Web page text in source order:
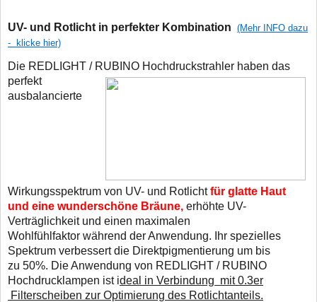
UV- und Rotlicht in perfekter Kombination (Mehr INFO dazu
- klicke hier)
Die REDLIGHT / RUBINO Hochdruckstrahler haben das
perfekt
ausbalancierte
Wirkungsspektrum von UV- und Rotlichtfür glatte Haut
und eine wunderschöne Bräune, erhöhte UV-
Verträglichkeit und einen maximalen
Wohlfühlfaktor während der Anwendung. Ihr spezielles
Spektrum verbessert die Direktpigmentierung um bis
zu 50%. Die Anwendung von REDLIGHT / RUBINO
Hochdrucklampen ist ideal in Verbindung mit 0.3er
Filterscheiben zur Optimierung des Rotlichtanteils.